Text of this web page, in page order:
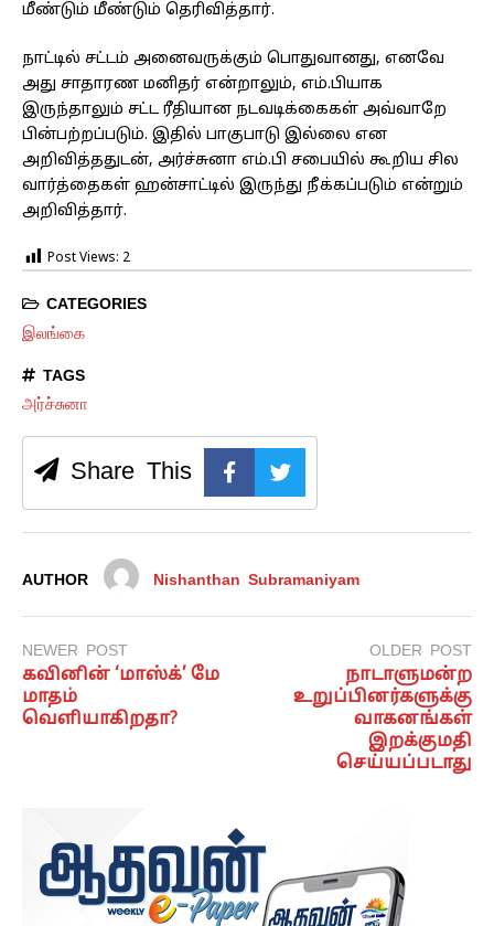
மீண்டும் மீண்டும் தெரிவித்தார்.
நாட்டில் சட்டம் அனைவருக்கும் பொதுவானது, எனவே
அது சாதாரண மனிதர் என்றாலும், எம்.பியாக
இருந்தாலும் சட்ட ரீதியான நடவடிக்கைகள் அவ்வாறே
பின்பற்றப்படும். இதில் பாகுபாடு இல்லை என
அறிவித்ததுடன், அர்ச்சுனா எம்.பி சபையில் கூறிய சில
வார்த்தைகள் ஹன்சாட்டில் இருந்து நீக்கப்படும் என்றும்
அறிவித்தார்.
Post Views: 2
CATEGORIES
இலங்கை
TAGS
அர்ச்சுனா
Share This
AUTHOR Nishanthan Subramaniyam
NEWER POST
கவினின் ‘மாஸ்க்’ மே
மாதம்
வெளியாகிறதா?
OLDER POST
நாடாளுமன்ற
உறுப்பினர்களுக்கு
வாகனங்கள்
இறக்குமதி
செய்யப்படாது